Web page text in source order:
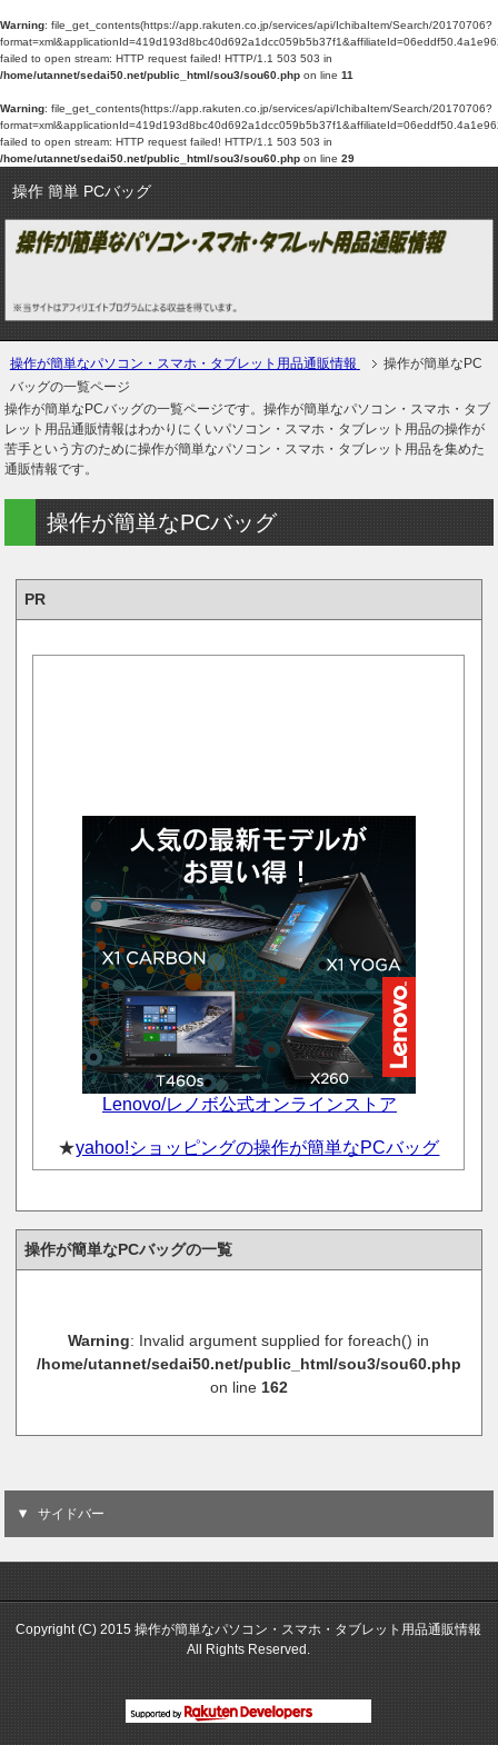
Warning: file_get_contents(https://app.rakuten.co.jp/services/api/IchibaItem/Search/20170706?
failed to open stream: HTTP request failed! HTTP/1.1 503 503 in
/home/utannet/sedai50.net/public_html/sou3/sou60.php on line 11
Warning: file_get_contents(https://app.rakuten.co.jp/services/api/IchibaItem/Search/20170706?
failed to open stream: HTTP request failed! HTTP/1.1 503 503 in
/home/utannet/sedai50.net/public_html/sou3/sou60.php on line 29
操作 簡単 PCバッグ
操作が簡単なパソコン・スマホ・タブレット用品通販情報
操作が簡単なPC
バッグの一覧ページ
操作が簡単なPCバッグの一覧ページです。操作が簡単なパソコン・スマホ・タブ
レット用品通販情報はわかりにくいパソコン・スマホ・タブレット用品の操作が
苦手という方のために操作が簡単なパソコン・スマホ・タブレット用品を集めた
通販情報です。
操作が簡単なPCバッグ
PR
Lenovo/レノボ公式オンラインストア
★yahoo!ショッピングの操作が簡単なPCバッグ
操作が簡単なPCバッグの一覧
Warning: Invalid argument supplied for foreach() in
/home/utannet/sedai50.net/public_html/sou3/sou60.php
on line 162
サイドバー
Copyright (C) 2015 操作が簡単なパソコン・スマホ・タブレット用品通販情報
All Rights Reserved.